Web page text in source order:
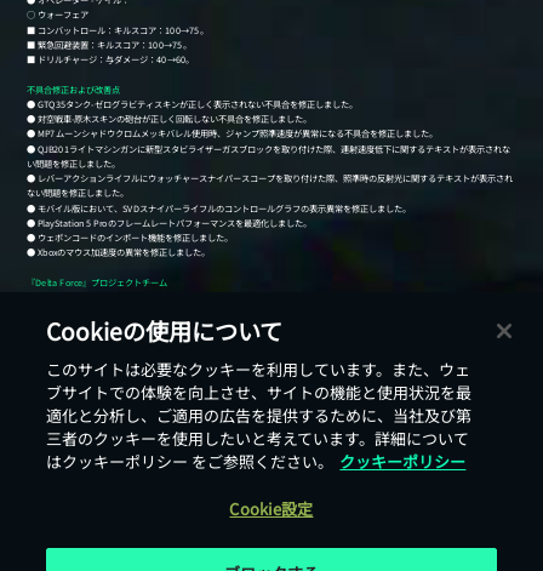
戻る
Cookieの使用について
このサイトは必要なクッキーを利用しています。また、ウェ
ブサイトでの体験を向上させ、サイトの機能と使用状況を最
適化と分析し、ご適用の広告を提供するために、当社及び第
三者のクッキーを使用したいと考えています。詳細について
はクッキーポリシー をご参照ください。
クッキーポリシー
Cookie設定